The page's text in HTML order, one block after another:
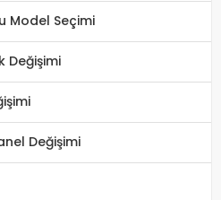
Model Seçimi
Değişimi
Değişimi